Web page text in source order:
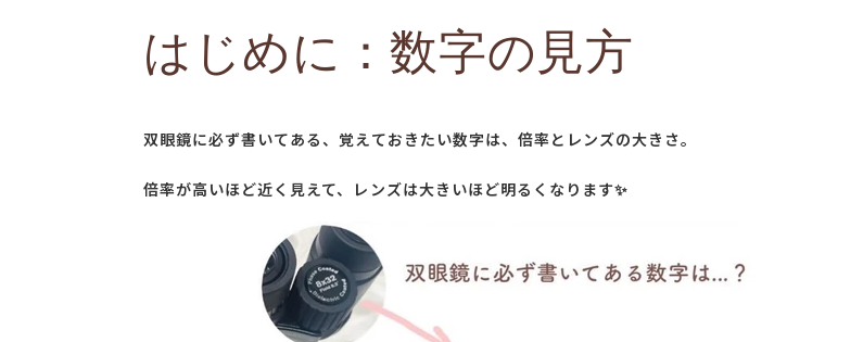
はじめに：数字の見方
双眼鏡に必ず書いてある、覚えておきたい数字は、倍率とレンズの大きさ。
倍率が高いほど近く見えて、レンズは大きいほど明るくなります✨